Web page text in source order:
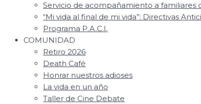
Servicio de acompañamiento a familiares
“Mi vida al final de mi vida”: Directivas
Programa P.A.C.I.
COMUNIDAD
Retiro 2026
Death Café
Honrar nuestros adioses
La vida en un año
Taller de Cine Debate